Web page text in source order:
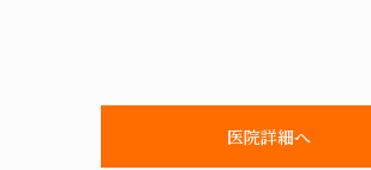
医院詳細へ